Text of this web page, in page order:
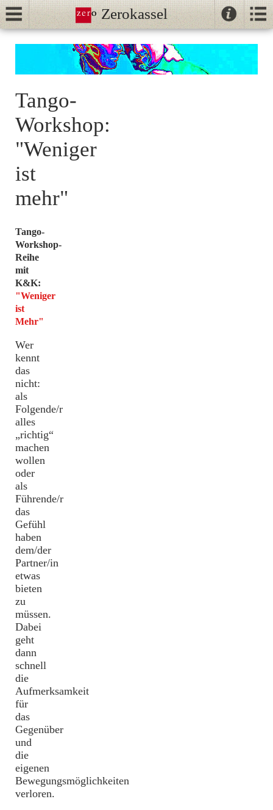
Zerokassel
//
Tango
NeoTango
Ballhaus
Anfängerkurse
Volker & Christine
Klaus & Katja
FreeFlow
(26./27.09.2026)
Petite Folie 2027
- safethedate
weniger ist mehr
Milonga
VUELTA,
DJ.Klaus
EVENTS /
Gastlehrer
Tango-
Workshop:
"Weniger
ist
mehr"
Tango-
Workshop-
Reihe
mit
K&K:
"Weniger
ist
Mehr"
Wer
kennt
das
nicht:
als
Folgende/r
alles
„richtig“
machen
wollen
oder
als
Führende/r
das
Gefühl
haben
dem/der
Partner/in
etwas
bieten
zu
müssen.
Dabei
geht
dann
schnell
die
Aufmerksamkeit
für
das
Gegenüber
und
die
eigenen
Bewegungsmöglichkeiten
verloren.